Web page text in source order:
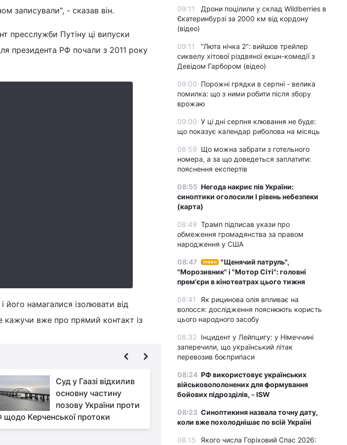
записували", - сказав він.
пресслужби Путіну ці випуски
президента РФ почали з 2011 року
його намагалися ізолювати від
кажучи вже про прямий контакт із
Суд у Гаазі відхилив
основну частину
позову України проти
щодо Керченської протоки
Європа закликатиме
Трампа переглянути
України на саміті G7, - Reuters
09:11
Дрони поцілили у склад Wildberries в
Єкатеринбурзі за 2000 км від кордону
(відео)
09:11
"Люта нічка 2": вийшов трейлер
сиквелу хітової різдвяної екшн-комедії з
Девідом Гарбором (відео)
09:00 Порожні грядки в серпні - велика
помилка: що з ними робити після збору
врожаю
09:00 У ці дні серпня клювання не буде:
що показує календар риболова на місяць
08:59 Що можна забрати з готельного
номера, а за що доведеться заплатити:
пояснення експертів
08:55 Негода накриє пів України:
синоптики оголосили І рівень небезпеки
(карта)
08:49 Трамп підписав укази про
обмеження громадянства за правом
народження у США
08:47 УНІАН
"Щенячий патруль",
"Морозивник" і "Мотор Сіті": головні
прем'єри в кінотеатрах цього тижня
08:41
Як рицинова олія впливає на
волосся: дослідження пояснюють користь
цього народного засобу
08:32
Інцидент у Лейпцигу: у Німеччині
заперечили, що український літак
перевозив боєприпаси
08:24 РФ використовує українських
військовополонених для формування
бойових підрозділів, - ISW
08:23 Синоптикиня назвала точну дату,
коли вже похолоднішає по всій Україні
08:15
Якого числа Горіховий Спас 2026: